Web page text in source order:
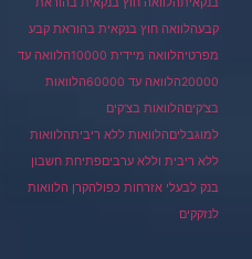
בנקאיתהלוואה חוץ בנקאית בהוראת
קבעהלוואה חוץ בנקאית בהוראת קבע
מפרטיהלוואה מיידית 10000
הלוואה עד
20000הלוואה עד 60000
הלוואות
בצ'קיםהלוואות בצ'קים
למוגבליםהלוואות ללא ריביתהלוואות
ללא ריבית וללא ערביםפתיחת חשבון
בנק לבעלי אזרחות כפולהקרן הלוואות
לנזקקים